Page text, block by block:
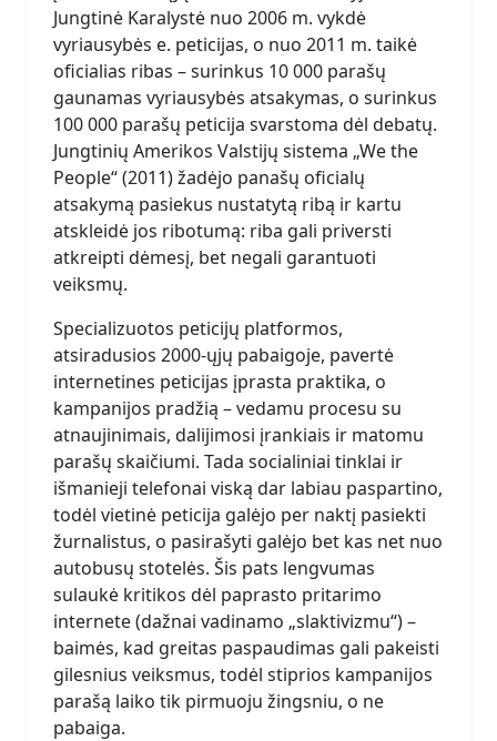
Jungtinė Karalystė nuo 2006 m. vykdė
vyriausybės e. peticijas, o nuo 2011 m. taikė
oficialias ribas – surinkus 10 000 parašų
gaunamas vyriausybės atsakymas, o surinkus
100 000 parašų peticija svarstoma dėl debatų.
Jungtinių Amerikos Valstijų sistema „We the
People“ (2011) žadėjo panašų oficialų
atsakymą pasiekus nustatytą ribą ir kartu
atskleidė jos ribotumą: riba gali priversti
atkreipti dėmesį, bet negali garantuoti
veiksmų.
Specializuotos peticijų platformos,
atsiradusios 2000-ųjų pabaigoje, pavertė
internetines peticijas įprasta praktika, o
kampanijos pradžią – vedamu procesu su
atnaujinimais, dalijimosi įrankiais ir matomu
parašų skaičiumi. Tada socialiniai tinklai ir
išmanieji telefonai viską dar labiau paspartino,
todėl vietinė peticija galėjo per naktį pasiekti
žurnalistus, o pasirašyti galėjo bet kas net nuo
autobusų stotelės. Šis pats lengvumas
sulaukė kritikos dėl paprasto pritarimo
internete (dažnai vadinamo „slaktivizmu“) –
baimės, kad greitas paspaudimas gali pakeisti
gilesnius veiksmus, todėl stiprios kampanijos
parašą laiko tik pirmuoju žingsniu, o ne
pabaiga.